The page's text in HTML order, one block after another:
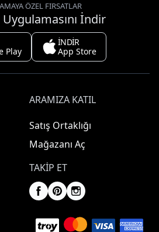
ÖZEL FIRSATLAR
İndir
Play
İNDİR
App Store
ARAMIZA KATIL
Satış Ortaklığı
Mağazanı Aç
TAKIP ET